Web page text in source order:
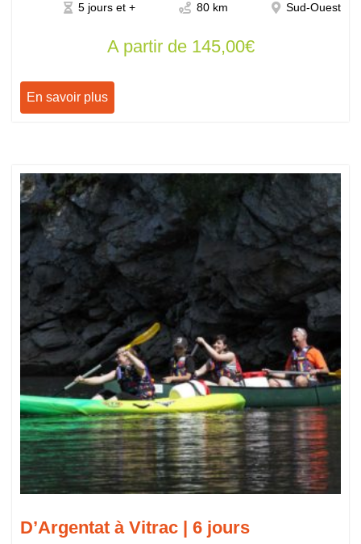
5 jours et + 80 km Sud-Ouest
A partir de 145,00€
En savoir plus
D’Argentat à Vitrac | 6 jours